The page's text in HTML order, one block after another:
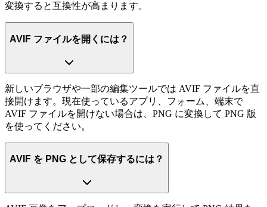
変換すると互換性が高まります。
AVIF ファイルを開くには？
新しいブラウザや一部の編集ツールでは AVIF ファイルを直
接開けます。現在使っているアプリ、フォーム、端末で
AVIF ファイルを開けない場合は、PNG に変換して PNG 版
を使ってください。
AVIF を PNG として保存するには？